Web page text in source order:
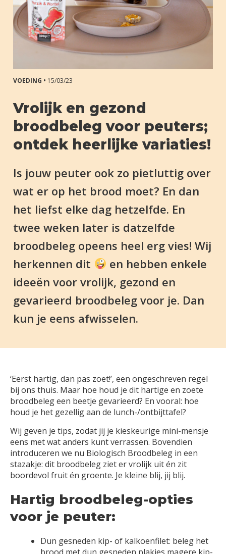
VOEDING • 15/03/23
Vrolijk en gezond
broodbeleg voor peuters;
ontdek heerlijke variaties!
Is jouw peuter ook zo pietluttig over
wat er op het brood moet? En dan
het liefst elke dag hetzelfde. En
twee weken later is datzelfde
broodbeleg opeens heel erg vies! Wij
herkennen dit
en hebben enkele
ideeën voor vrolijk, gezond en
gevarieerd broodbeleg voor je. Dan
kun je eens afwisselen.
‘Eerst hartig, dan pas zoet!’, een ongeschreven regel
bij ons thuis. Maar hoe houd je dit hartige en zoete
broodbeleg een beetje gevarieerd? En vooral: hoe
houd je het gezellig aan de lunch-/ontbijttafel?
Wij geven je tips, zodat jij je kieskeurige mini-mensje
eens met wat anders kunt verrassen. Bovendien
introduceren we nu Biologisch Broodbeleg in een
stazakje: dit broodbeleg ziet er vrolijk uit én zit
boordevol fruit én groente. Je kleine blij, jij blij.
Hartig broodbeleg-opties
voor je peuter:
Dun gesneden kip- of kalkoenfilet: beleg het
brood met dun gesneden plakjes magere kip-